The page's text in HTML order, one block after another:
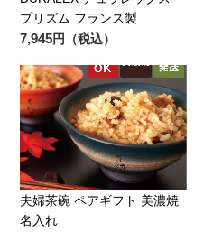
プリズム フランス製
7,945円（税込）
夫婦茶碗 ペアギフト 美濃焼
名入れ